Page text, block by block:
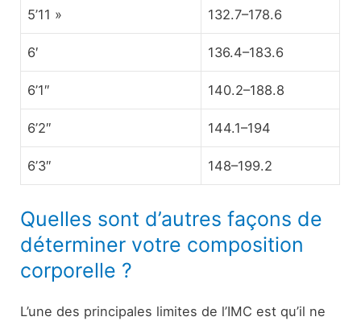
5’11 » 132.7–178.6
6′ 136.4–183.6
6’1″ 140.2–188.8
6’2″ 144.1–194
6’3″ 148–199.2
Quelles sont d’autres façons de
déterminer votre composition
corporelle ?
L’une des principales limites de l’IMC est qu’il ne